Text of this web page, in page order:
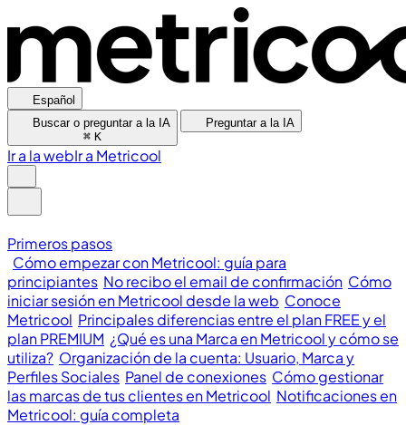
Español
Buscar o preguntar a la IA
⌘ K
Preguntar a la IA
Ir a la webIr a Metricool
Primeros pasos
Cómo empezar con Metricool: guía para
principiantes No recibo el email de confirmación Cómo
iniciar sesión en Metricool desde la web Conoce
Metricool Principales diferencias entre el plan FREE y el
plan PREMIUM ¿Qué es una Marca en Metricool y cómo se
utiliza? Organización de la cuenta: Usuario, Marca y
Perfiles Sociales Panel de conexiones Cómo gestionar
las marcas de tus clientes en Metricool Notificaciones en
Metricool: guía completa